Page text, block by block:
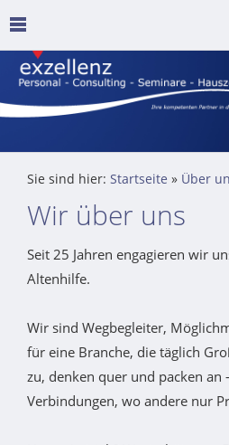
Sie sind hier: Startseite » Über
Wir über uns
Seit 25 Jahren engagieren wir
Altenhilfe.
Wir sind Wegbegleiter,
für eine Branche, die täglich
zu, denken quer und packen an
Verbindungen, wo andere nur